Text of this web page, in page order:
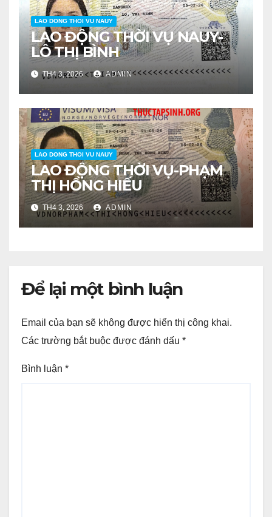
LAO DONG THOI VU NAUY
LAO ĐỘNG THỜI VỤ NAUY-
LÔ THỊ BÌNH
TH4 3, 2026 ADMIN
LAO DONG THOI VU NAUY
LAO ĐỘNG THỜI VỤ-PHẠM
THỊ HỒNG HIẾU
TH4 3, 2026 ADMIN
Để lại một bình luận
Email của bạn sẽ không được hiển thị công khai.
Các trường bắt buộc được đánh dấu *
Bình luận *